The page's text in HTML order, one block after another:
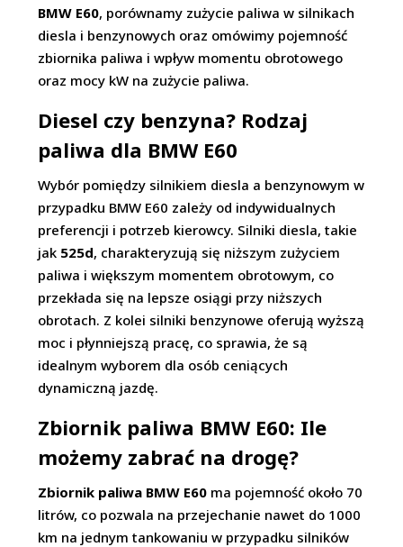
BMW E60, porównamy zużycie paliwa w silnikach
diesla i benzynowych oraz omówimy pojemność
zbiornika paliwa i wpływ momentu obrotowego
oraz mocy kW na zużycie paliwa.
Diesel czy benzyna? Rodzaj
paliwa dla BMW E60
Wybór pomiędzy silnikiem diesla a benzynowym w
przypadku BMW E60 zależy od indywidualnych
preferencji i potrzeb kierowcy. Silniki diesla, takie
jak 525d, charakteryzują się niższym zużyciem
paliwa i większym momentem obrotowym, co
przekłada się na lepsze osiągi przy niższych
obrotach. Z kolei silniki benzynowe oferują wyższą
moc i płynniejszą pracę, co sprawia, że są
idealnym wyborem dla osób ceniących
dynamiczną jazdę.
Zbiornik paliwa BMW E60: Ile
możemy zabrać na drogę?
Zbiornik paliwa BMW E60 ma pojemność około 70
litrów, co pozwala na przejechanie nawet do 1000
km na jednym tankowaniu w przypadku silników